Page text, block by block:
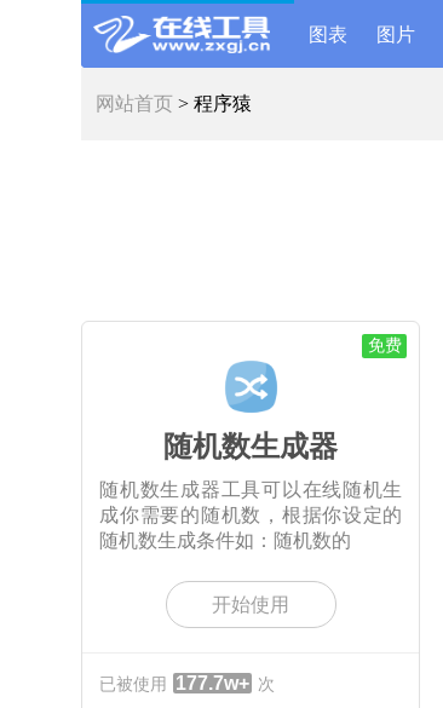
图表 图片
网站首页 > 程序猿
免费
随机数生成器
随机数生成器工具可以在线随机生
成你需要的随机数，根据你设定的
随机数生成条件如：随机数的
开始使用
已被使用 177.7w+ 次